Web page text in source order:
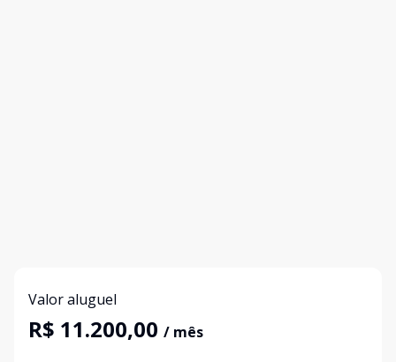
Valor aluguel
R$ 11.200,00 / mês